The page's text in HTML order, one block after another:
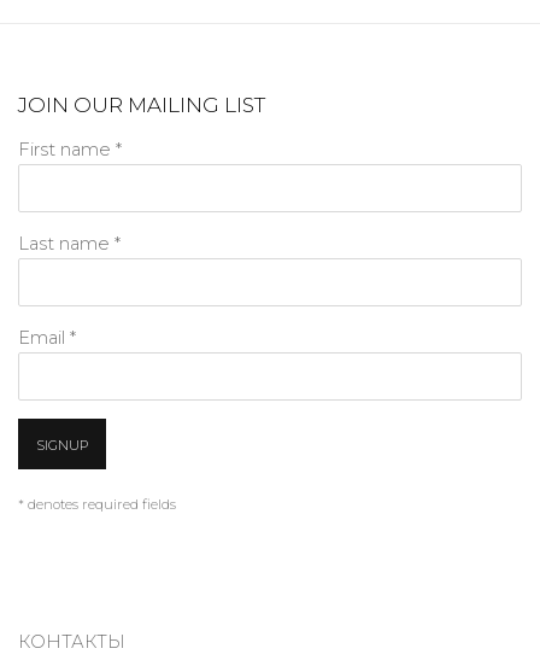
JOIN OUR MAILING LIST
First name *
Last name *
Email *
SIGNUP
* denotes required fields
КОНТАКТЫ